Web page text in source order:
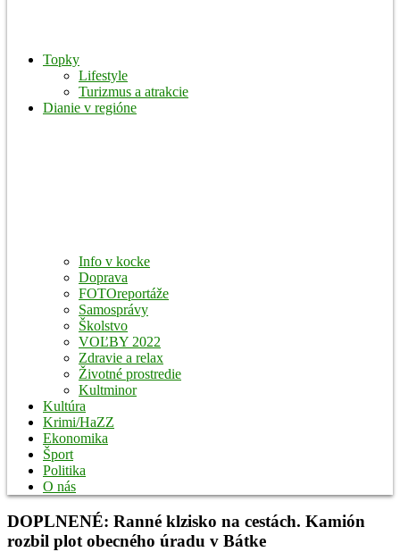
Topky
Lifestyle
Turizmus a atrakcie
Dianie v regióne
Info v kocke
Doprava
FOTOreportáže
Samosprávy
Školstvo
VOĽBY 2022
Zdravie a relax
Životné prostredie
Kultminor
Kultúra
Krimi/HaZZ
Ekonomika
Šport
Politika
O nás
DOPLNENÉ: Ranné klzisko na cestách. Kamión
rozbil plot obecného úradu v Bátke